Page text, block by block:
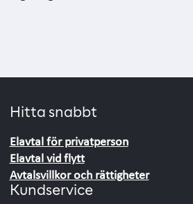
Hitta snabbt
Elavtal för privatperson
Elavtal vid flytt
Avtalsvillkor och rättigheter
Kundservice